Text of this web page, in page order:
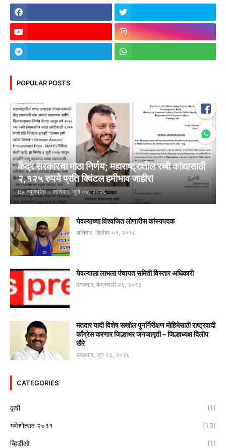
POPULAR POSTS
केंद्र सरकारचा मोठा निर्णय; महाराष्ट्रातील रब्बी कांद्यासाठी
२,१२५ रुपये प्रति क्विंटल हमीभाव जाहीर!
by न्यूजप्रेस - शनिवार, जुलै ०४, २०२६
येवल्याच्या विश्वजित लोणारीस कांस्यपदक
शनिवार, डिसेंबर ०१, २०१८
येवल्याला लाभला पंचायत समिती विस्तार अधिकारी
मंगळवार, फेब्रुवारी २६, २०१३
मतदार यादी विशेष सखोल पुनर्निरीक्षण मोहिमेसाठी राष्ट्रवादी
काँग्रेस करणार जिल्हाभर जनजागृती – जिल्हाध्यक्ष दिलीप
खैरे
मंगळवार, जून २३, २०२६
CATEGORIES
कृषी (1)
गणेशोत्सव २०११ (13)
व्हिडीओ (1)